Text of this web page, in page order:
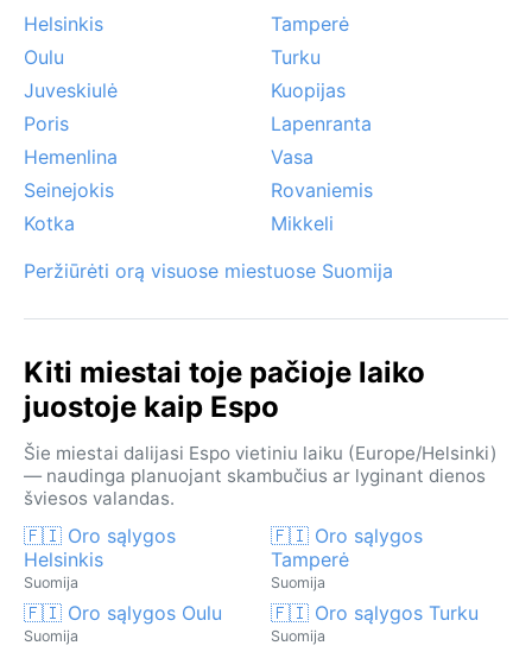
pabaigos iki rugsėjo. Šiuo laikotarpiu dienos
šviesiausios, o temperatūra maloniausia tyrinėti
miškus ir ežerus. Ypatingas reiškinys – vidurnakčio
saulė birželį, kai beveik visą parą šviesu, o žiemą
tvyro poliarinė naktis, kai saulė pakyla vos kelioms
valandoms. Rūkai prie jūros dažniausi pavasarį ir
rudenį, o sniegas paprastai dengia žemę nuo gruodžio
iki kovo mėnesio. Stiprių uraganų ar kitų ekstremalių
reiškinių čia nebūna, tad kelionę galima planuoti
Helsinkis
Tamperė
Oulu
Turku
Juveskiulė
Kuopijas
Poris
Lapenranta
Hemenlina
Vasa
Seinejokis
Rovaniemis
Kotka
Mikkeli
Peržiūrėti orą visuose miestuose Suomija
Kiti miestai toje pačioje laiko
juostoje kaip Espo
Šie miestai dalijasi Espo vietiniu laiku (Europe/Helsinki)
— naudinga planuojant skambučius ar lyginant dienos
šviesos valandas.
🇫🇮 Oro sąlygos
Helsinkis
Suomija
🇫🇮 Oro sąlygos
Tamperė
Suomija
🇫🇮 Oro sąlygos Oulu
Suomija
🇫🇮 Oro sąlygos Turku
Suomija